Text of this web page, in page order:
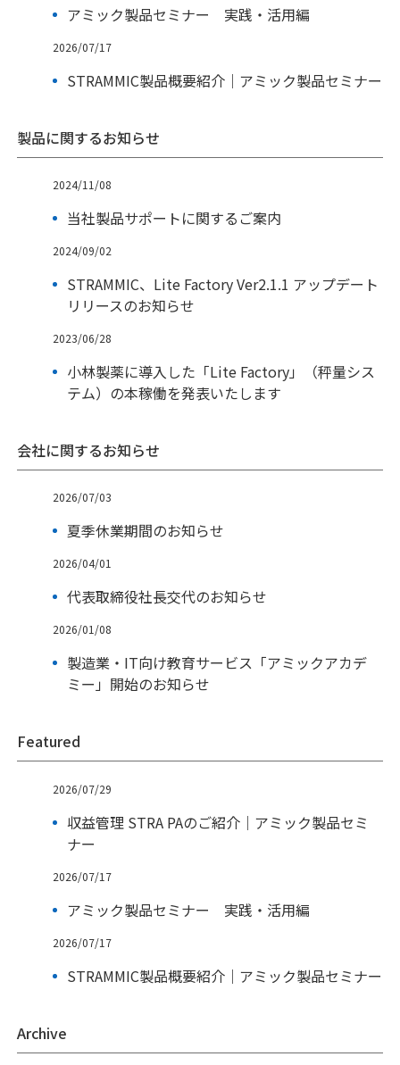
アミック製品セミナー 実践・活用編
2026/07/17
STRAMMIC製品概要紹介｜アミック製品セミナー
製品に関するお知らせ
2024/11/08
当社製品サポートに関するご案内
2024/09/02
STRAMMIC、Lite Factory Ver2.1.1 アップデート
リリースのお知らせ
2023/06/28
小林製薬に導入した「Lite Factory」（秤量シス
テム）の本稼働を発表いたします
会社に関するお知らせ
2026/07/03
夏季休業期間のお知らせ
2026/04/01
代表取締役社長交代のお知らせ
2026/01/08
製造業・IT向け教育サービス「アミックアカデ
ミー」開始のお知らせ
Featured
2026/07/29
収益管理 STRA PAのご紹介｜アミック製品セミ
ナー
2026/07/17
アミック製品セミナー 実践・活用編
2026/07/17
STRAMMIC製品概要紹介｜アミック製品セミナー
Archive